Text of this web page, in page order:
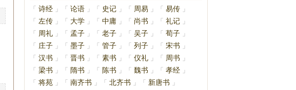
「 诗经 」 「 论语 」 「 史记 」 「 周易 」 「 易传 」
「
左传 」 「 大学 」 「 中庸 」 「 尚书 」 「 礼记 」
「
周礼 」 「 孟子 」 「 老子 」 「 吴子 」 「 荀子 」
「
庄子 」 「 墨子 」 「 管子 」 「 列子 」 「 宋书
」
「 汉书 」 「 晋书 」 「 素书 」 「 仪礼 」 「 周书
」
「 梁书 」 「 隋书 」 「 陈书 」 「 魏书 」 「 孝经 」
「 将苑 」 「 南齐书 」 「 北齐书 」 「 新唐书
」